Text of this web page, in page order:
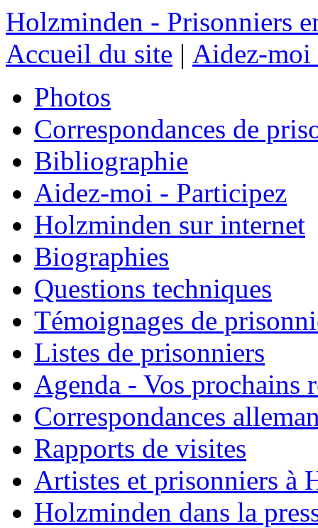
Holzminden - Prisonniers
Accueil du site | Aidez-moi
Photos
Correspondances de
Bibliographie
Aidez-moi - Participez
Holzminden sur internet
Biographies
Questions techniques
Témoignages de
Listes de prisonniers
Agenda - Vos prochains
Correspondances
Rapports de visites
Artistes et prisonniers à
Holzminden dans la